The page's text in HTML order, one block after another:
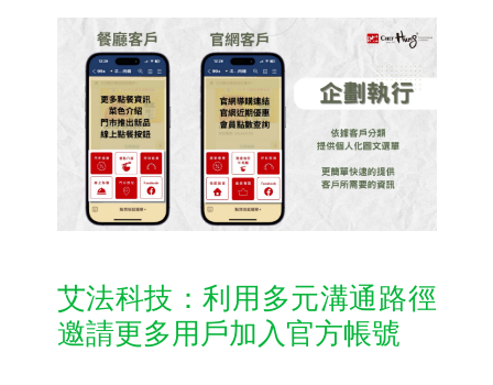
艾法科技：利⽤多元溝通路徑
邀請更多⽤⼾加入官方帳號